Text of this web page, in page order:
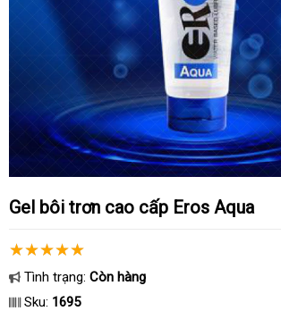
Gel bôi trơn cao cấp Eros Aqua
Tình trạng: Còn hàng
Sku: 1695